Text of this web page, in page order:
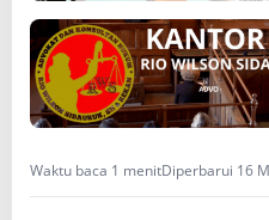
k
I
k
u
t
i
r
o
Waktu baca 1 menitDiperbarui 16